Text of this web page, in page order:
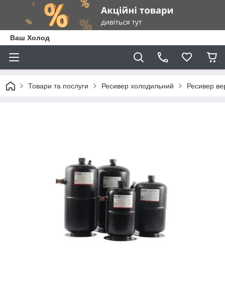
Ваш Холод
Товари та послуги Ресивер холодильний Ресивер